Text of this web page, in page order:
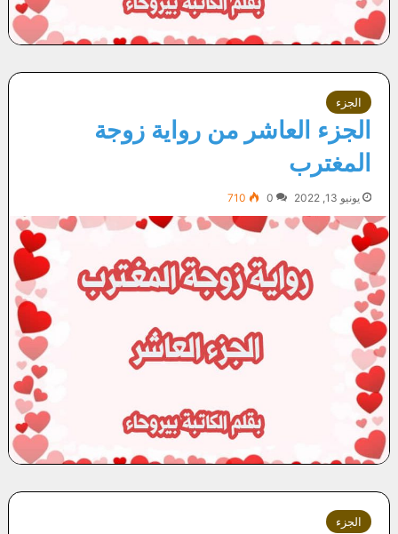
الجزء
الجزء العاشر من رواية زوجة
المغترب
يونيو 13, 2022 0
710
الجزء